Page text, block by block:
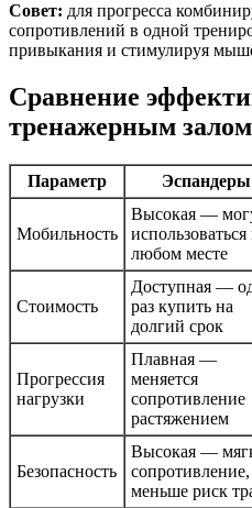
Совет: для прогресса
сопротивлений в одной
привыкания и стимулируя
Сравнение
тренажерным залом
Параметр Эспандеры
Мобильность
Высокая —
использоваться
любом месте
Стоимость
Доступная —
раз купить на
долгий срок
Прогрессия
нагрузки
Плавная —
меняется
сопротивление
растяжением
Безопасность
Высокая —
сопротивление,
меньше риск